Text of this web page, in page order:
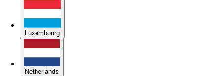
Luxembourg
Netherlands